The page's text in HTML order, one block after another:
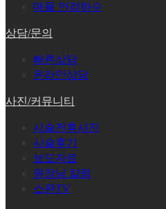
매몰 안검하수
상담/문의
빠른상담
온라인상담
사진/커뮤니티
시술전후사진
시술후기
보도자료
원장님 칼럼
스완TV